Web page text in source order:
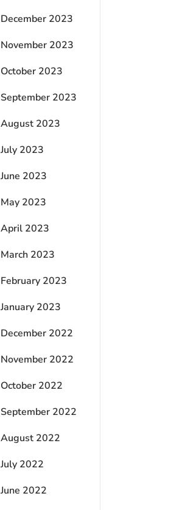
December 2023
November 2023
October 2023
September 2023
August 2023
July 2023
June 2023
May 2023
April 2023
March 2023
February 2023
January 2023
December 2022
November 2022
October 2022
September 2022
August 2022
July 2022
June 2022